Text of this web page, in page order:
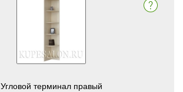
Угловой терминал правый